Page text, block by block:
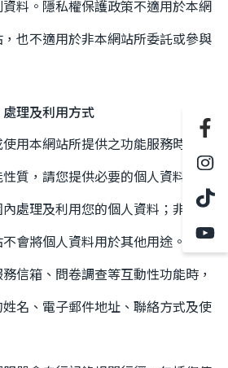
料。隱私權保護政策不適用於本網
也不適用於非本網站所委託或參與
理及利用方式
用本網站所提供之功能服務時，我
質，請您提供必要的個人資料，並
處理及利用您的個人資料；非經您
會將個人資料用於其他用途。
信箱、問卷調查等互動性功能時，
名、電子郵件地址、聯絡方式及使